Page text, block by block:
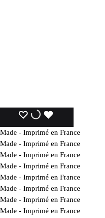
WISHLIST
WISHLIST